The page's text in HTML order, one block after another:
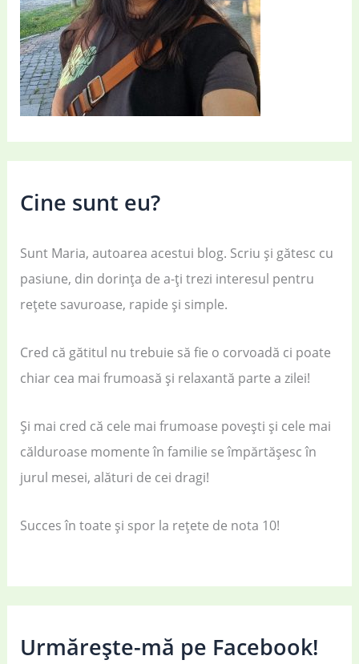
Cine sunt eu?
Sunt Maria, autoarea acestui blog. Scriu și gătesc cu
pasiune, din dorința de a-ți trezi interesul pentru
rețete savuroase, rapide și simple.
Cred că gătitul nu trebuie să fie o corvoadă ci poate
chiar cea mai frumoasă și relaxantă parte a zilei!
Și mai cred că cele mai frumoase povești și cele mai
călduroase momente în familie se împărtășesc în
jurul mesei, alături de cei dragi!
Succes în toate și spor la rețete de nota 10!
Urmărește-mă pe Facebook!